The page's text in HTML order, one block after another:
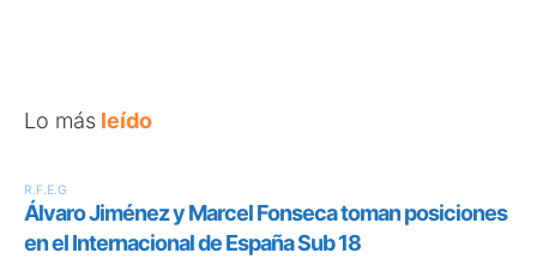
Lo más leído